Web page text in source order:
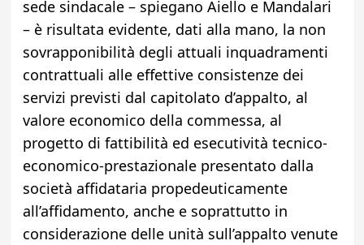
sede sindacale – spiegano Aiello e Mandalari
– è risultata evidente, dati alla mano, la non
sovrapponibilità degli attuali inquadramenti
contrattuali alle effettive consistenze dei
servizi previsti dal capitolato d’appalto, al
valore economico della commessa, al
progetto di fattibilità ed esecutività tecnico-
economico-prestazionale presentato dalla
società affidataria propedeuticamente
all’affidamento, anche e soprattutto in
considerazione delle unità sull’appalto venute